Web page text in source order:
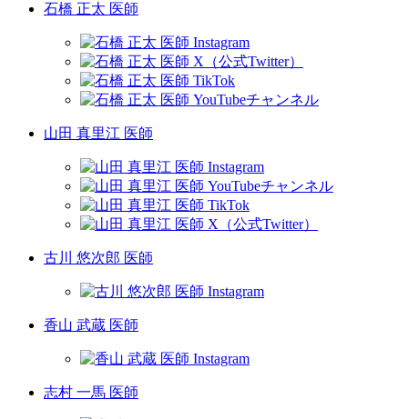
石橋 正太 医師
山田 真里江 医師
古川 悠次郎 医師
香山 武蔵 医師
志村 一馬 医師